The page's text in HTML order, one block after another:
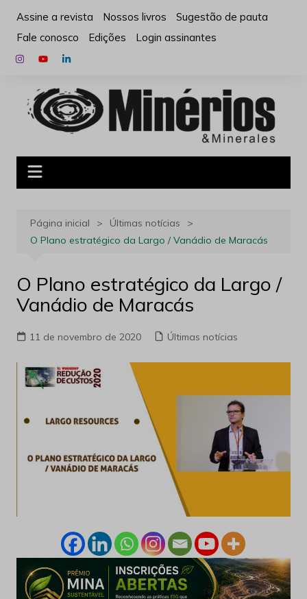
para
conteúdo
Assine a revista Nossos livros
Sugestão de pauta
Fale conosco
Edições Login assinantes
Página inicial
Últimas notícias
O Plano estratégico da Largo / Vanádio de Maracás
O Plano estratégico da Largo /
Vanádio de Maracás
11 de novembro de 2020 Últimas notícias